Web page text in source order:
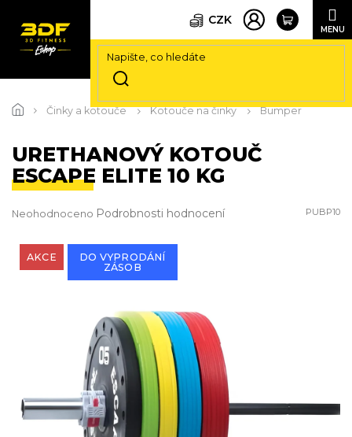
na
CZK
Činky a kotouče Kotouče na činky Bumper
URETHANOVÝ KOTOUČ
ESCAPE ELITE 10 KG
PUBP10
Průměrné
produktu
0,0
Neohodnoceno Podrobnosti hodnocení
AKCE
DO VYPRODÁNÍ
ZÁSOB